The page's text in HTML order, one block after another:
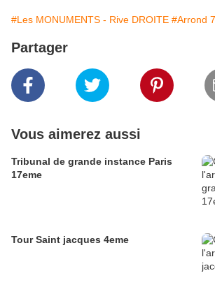
#Les MONUMENTS - Rive DROITE #Arrond
Partager
Vous aimerez aussi
Tribunal de grande instance Paris
17eme
Tour Saint jacques 4eme